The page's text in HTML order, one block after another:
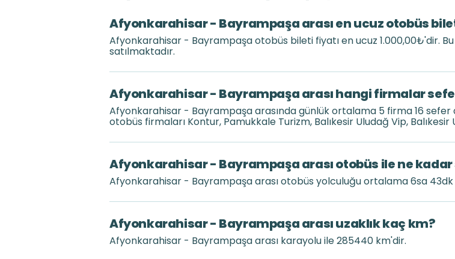
Afyonkarahisar - Bayrampaşa arası en ucuz otobüs
Afyonkarahisar - Bayrampaşa otobüs bileti fiyatı en ucuz 1.000,00₺'dir.
satılmaktadır.
Afyonkarahisar - Bayrampaşa arası hangi firmalar
Afyonkarahisar - Bayrampaşa arasında günlük ortalama 5 firma 16
otobüs firmaları Kontur, Pamukkale Turizm, Balıkesir Uludağ Vip,
Afyonkarahisar - Bayrampaşa arası otobüs ile ne
Afyonkarahisar - Bayrampaşa arası otobüs yolculuğu ortalama 6sa
Afyonkarahisar - Bayrampaşa arası uzaklık kaç km?
Afyonkarahisar - Bayrampaşa arası karayolu ile 285440 km'dir.